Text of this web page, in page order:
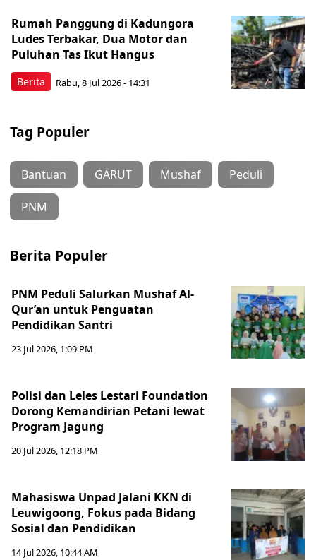
Berita
Rumah Panggung di Kadungora
Ludes Terbakar, Dua Motor dan
Puluhan Tas Ikut Hangus
Rabu, 8 Jul 2026 - 14:31
Tag Populer
Bantuan GARUT Mushaf Peduli
PNM
Berita Populer
PNM Peduli Salurkan Mushaf Al-
Qur’an untuk Penguatan
Pendidikan Santri
23 Jul 2026, 1:09 PM
Polisi dan Leles Lestari Foundation
Dorong Kemandirian Petani lewat
Program Jagung
20 Jul 2026, 12:18 PM
Mahasiswa Unpad Jalani KKN di
Leuwigoong, Fokus pada Bidang
Sosial dan Pendidikan
14 Jul 2026, 10:44 AM